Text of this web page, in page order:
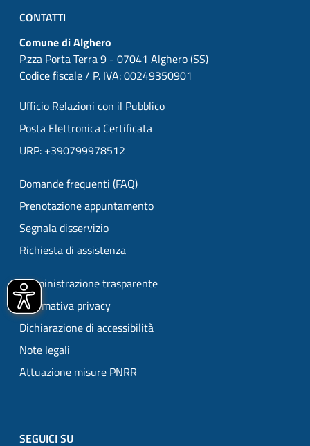
CONTATTI
Comune di Alghero
P.zza Porta Terra 9 - 07041 Alghero (SS)
Codice fiscale / P. IVA: 00249350901
Ufficio Relazioni con il Pubblico
Posta Elettronica Certificata
URP: +390799978512
Domande frequenti (FAQ)
Prenotazione appuntamento
Segnala disservizio
Richiesta di assistenza
Amministrazione trasparente
Informativa privacy
Dichiarazione di accessibilità
Note legali
Attuazione misure PNRR
SEGUICI SU